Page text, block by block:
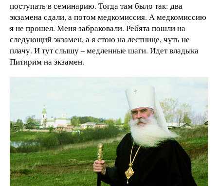
поступать в семинарию. Тогда там было так: два
экзамена сдали, а потом медкомиссия. А медкомиссию
я не прошел. Меня забраковали. Ребята пошли на
следующий экзамен, а я стою на лестнице, чуть не
плачу. И тут слышу – медленные шаги. Идет владыка
Питирим на экзамен.